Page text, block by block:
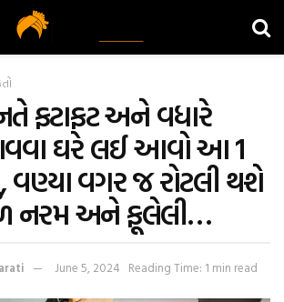
ફટાફટ અને વધારે
ઘરે લઈ આવો આ 1
વણ્યા વગર જ રોટલી થશે
નરમ અને ફૂલેલી…
June 5, 2024 Reading Time: 1 min read